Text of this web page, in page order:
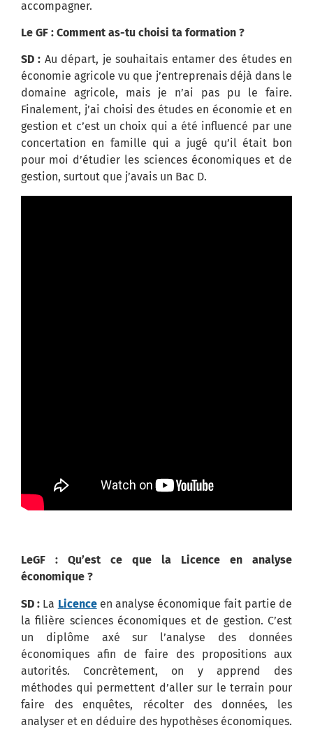
accompagner.
Le GF : Comment as-tu choisi ta formation ?
SD : Au départ, je souhaitais entamer des études en
économie agricole vu que j’entreprenais déjà dans le
domaine agricole, mais je n’ai pas pu le faire.
Finalement, j’ai choisi des études en économie et en
gestion et c’est un choix qui a été influencé par une
concertation en famille qui a jugé qu’il était bon
pour moi d’étudier les sciences économiques et de
gestion, surtout que j’avais un Bac D.
LeGF : Qu’est ce que la Licence en analyse
économique ?
SD : La Licenceen analyse économique fait partie de
la filière sciences économiques et de gestion. C’est
un diplôme axé sur l’analyse des données
économiques afin de faire des propositions aux
autorités. Concrètement, on y apprend des
méthodes qui permettent d’aller sur le terrain pour
faire des enquêtes, récolter des données, les
analyser et en déduire des hypothèses économiques.